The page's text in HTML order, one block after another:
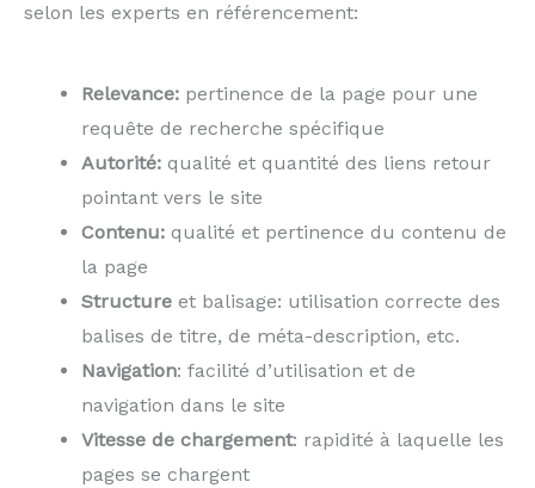
selon les experts en référencement:
Relevance: pertinence de la page pour une
requête de recherche spécifique
Autorité: qualité et quantité des liens retour
pointant vers le site
Contenu: qualité et pertinence du contenu de
la page
Structure et balisage: utilisation correcte des
balises de titre, de méta-description, etc.
Navigation: facilité d’utilisation et de
navigation dans le site
Vitesse de chargement: rapidité à laquelle les
pages se chargent